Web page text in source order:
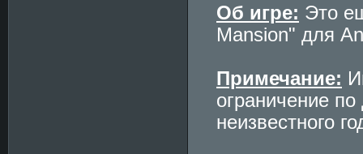
Об игре: Это
Mansion" для
Примечание:
ограничение
неизвестного